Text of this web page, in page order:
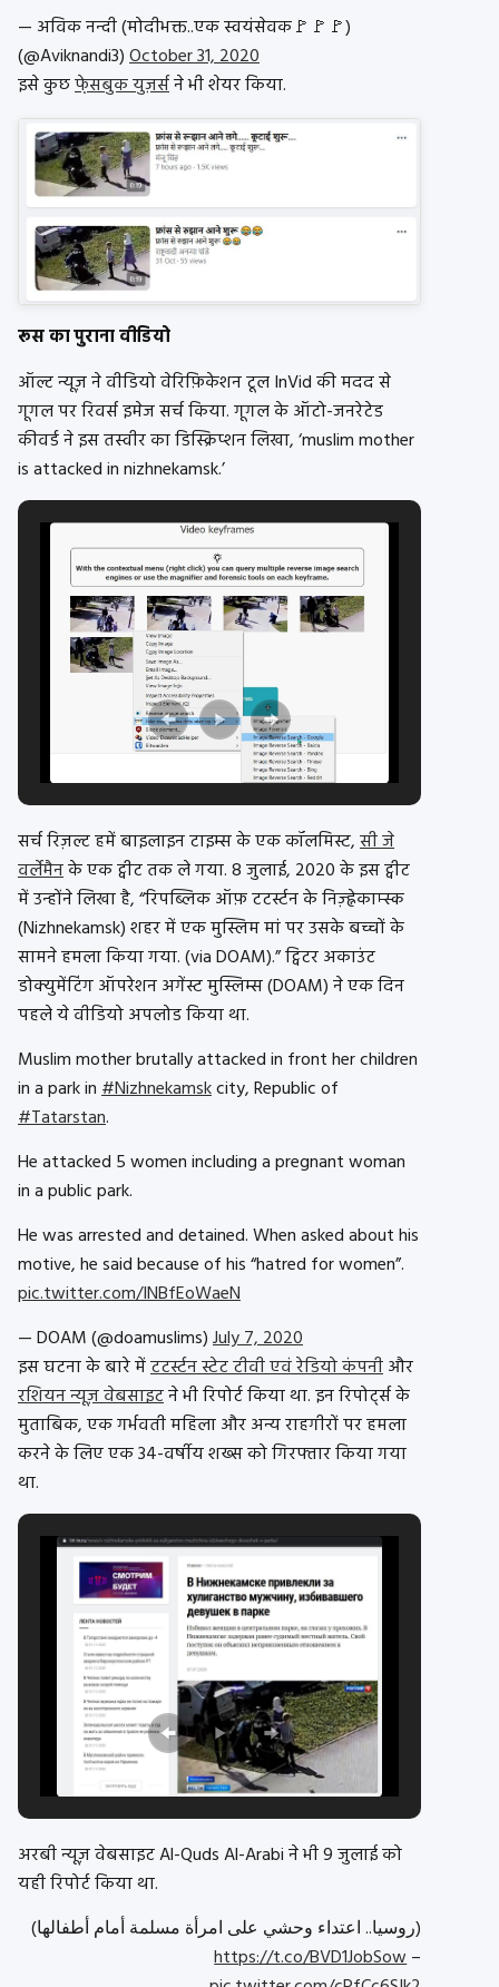
— अविक नन्दी (मोदीभक्त..एक स्वयंसेवक🚩🚩🚩)
(@Aviknandi3)October 31, 2020
इसे कुछफे़सबुक युज़र्सने भी शेयर किया.
रूस का पुराना वीडियो
ऑल्ट न्यूज़ ने वीडियो वेरिफ़िकेशन टूल InVid की मदद से
गूगल पर रिवर्स इमेज सर्च किया. गूगल के ऑटो-जनरेटेड
कीवर्ड ने इस तस्वीर का डिस्क्रिप्शन लिखा, ‘muslim mother
is attacked in nizhnekamsk.’
सर्च रिज़ल्ट हमें बाइलाइन टाइम्स के एक कॉलमिस्ट,सी जे
वर्लेमैनके एक ट्वीट तक ले गया. 8 जुलाई, 2020 के इस ट्वीट
में उन्होंने लिखा है, “रिपब्लिक ऑफ़ टटर्स्टन के निज़्ह्नेकाम्स्क
(Nizhnekamsk) शहर में एक मुस्लिम मां पर उसके बच्चों के
सामने हमला किया गया. (via DOAM).” ट्विटर अकाउंट
डोक्युमेंटिंग ऑपरेशन अगेंस्ट मुस्लिम्स (DOAM) ने एक दिन
पहले ये वीडियो अपलोड किया था.
Muslim mother brutally attacked in front her children
in a park in#Nizhnekamskcity, Republic of
#Tatarstan.
He attacked 5 women including a pregnant woman
in a public park.
He was arrested and detained. When asked about his
motive, he said because of his “hatred for women”.
pic.twitter.com/INBfEoWaeN
— DOAM (@doamuslims)July 7, 2020
इस घटना के बारे मेंटटर्स्टन स्टेट टीवी एवं रेडियो कंपनीऔर
रशियन न्यूज़ वेबसाइटने भी रिपोर्ट किया था. इन रिपोर्ट्स के
मुताबिक, एक गर्भवती महिला और अन्य राहगीरों पर हमला
करने के लिए एक 34-वर्षीय शख्स को गिरफ्तार किया गया
था.
अरबी न्यूज़ वेबसाइट Al-Quds Al-Arabi ने भी 9 जुलाई को
यही रिपोर्ट किया था.
(روسيا.. اعتداء وحشي على امرأة مسلمة أمام أطفالها)
–
https://t.co/BVD1JobSow